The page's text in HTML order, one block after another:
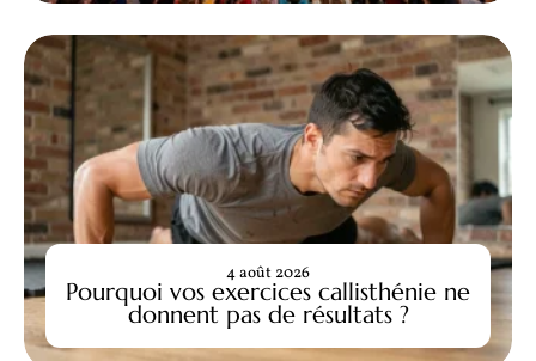
Pourquoi vos exercices callisthénie ne
donnent pas de résultats ?
4 août 2026